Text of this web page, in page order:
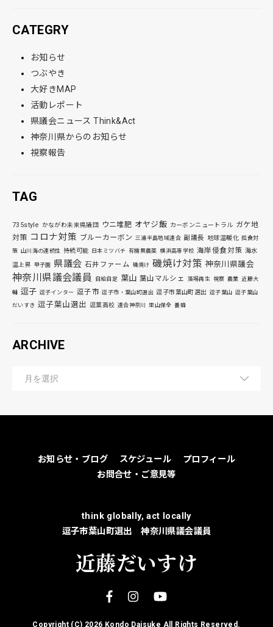
CATEGRY
お知らせ
つぶやき
大好きMAP
活動レポート
県議会ニュース Think&Act
神奈川県からのお知らせ
視察報告
TAG
735style かながわ未来県議団 ウニ堆肥 オヤジ飯 カーボンニュートラル ガケ地
対策 コロナ対策 ブルーカーボン 三浦半島地域連合 副議長 地球温暖化 孤食対
策 山川海の連続性 持続可能 日本ミツバチ 有機無農薬 横浜高等学校 海岸侵食対策 海水
温上昇 甲子園 県議会 石井ファーム 磯焼け 磯焼け対策 神奈川県議会
神奈川県議会議員 自給自足 葉山 葉山マルシェ 藻場再生 視察 農業 近藤大
輔 逗子 逗子インター 逗子市 逗子市・葉山町選出 逗子市葉山町選出 逗子葉山 逗子葉山
だいすき 逗子葉山選出 逗葉高校 連合神奈川 里山保全 養蜂
ARCHIVE
お知らせ・ブログ スケジュール
プロフィール
お問合せ・ご意見等
think globally, act locally
逗子市葉山町選出 神奈川県議会議員
近藤だいすけ
Copyright (C) 2026 Kondo Daisuke All Rights Reserved.